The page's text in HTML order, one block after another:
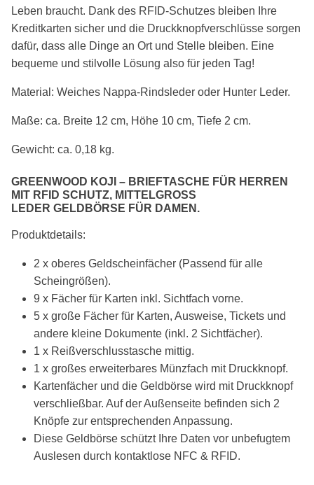
Leben braucht. Dank des RFID-Schutzes bleiben Ihre
Kreditkarten sicher und die Druckknopfverschlüsse sorgen
dafür, dass alle Dinge an Ort und Stelle bleiben. Eine
bequeme und stilvolle Lösung also für jeden Tag!
Material: Weiches Nappa-Rindsleder oder Hunter Leder.
Maße: ca. Breite 12 cm, Höhe 10 cm, Tiefe 2 cm.
Gewicht: ca. 0,18 kg.
GREENWOOD KOJI – BRIEFTASCHE FÜR HERREN
MIT RFID SCHUTZ, MITTELGROSS L
EDER GELDBÖRSE FÜR DAMEN.
Produktdetails:
2 x oberes Geldscheinfächer (Passend für alle
Scheingrößen).
9 x Fächer für Karten inkl. Sichtfach vorne.
5 x große Fächer für Karten, Ausweise, Tickets und
andere kleine Dokumente (inkl. 2 Sichtfächer).
1 x Reißverschlusstasche mittig.
1 x großes erweiterbares Münzfach mit Druckknopf.
Kartenfächer und die Geldbörse wird mit Druckknopf
verschließbar. Auf der Außenseite befinden sich 2
Knöpfe zur entsprechenden Anpassung.
Diese Geldbörse schützt Ihre Daten vor unbefugtem
Auslesen durch kontaktlose NFC & RFID.